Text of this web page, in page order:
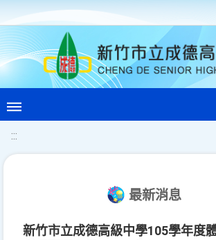
:::
最新消息
新竹市立成德高級中學105學年度